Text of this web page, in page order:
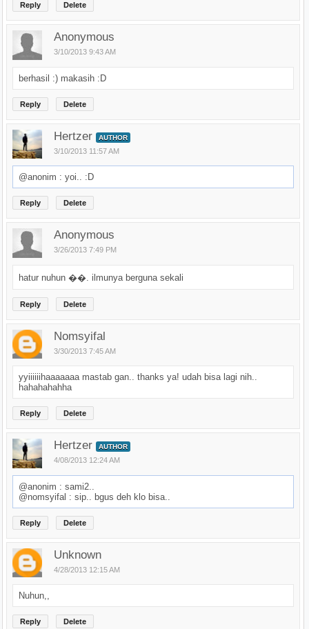
Reply Delete
Anonymous
3/10/2013 9:43 AM
berhasil :) makasih :D
Reply Delete
Hertzer AUTHOR
3/10/2013 11:57 AM
@anonim : yoi.. :D
Reply Delete
Anonymous
3/26/2013 7:49 PM
hatur nuhun ��. ilmunya berguna sekali
Reply Delete
Nomsyifal
3/30/2013 7:45 AM
yyiiiiiihaaaaaaa mastab gan.. thanks ya! udah bisa lagi nih..
hahahahahha
Reply Delete
Hertzer AUTHOR
4/08/2013 12:24 AM
@anonim : sami2..
@nomsyifal : sip.. bgus deh klo bisa..
Reply Delete
Unknown
4/28/2013 12:15 AM
Nuhun,,
Reply Delete